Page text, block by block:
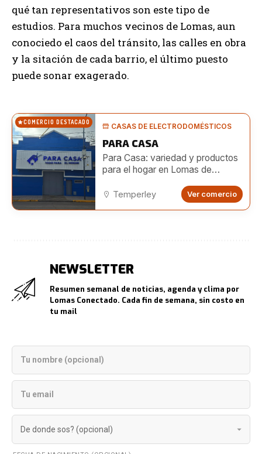
qué tan representativos son este tipo de
estudios. Para muchos vecinos de Lomas, aun
conociedo el caos del tránsito, las calles en obra
y la sitación de cada barrio, el último puesto
puede sonar exagerado.
COMERCIO DESTACADO CASAS DE ELECTRODOMÉSTICOS
PARA CASA
Para Casa: variedad y productos
para el hogar en Lomas de
Temperley Ver comercio
NEWSLETTER
Resumen semanal de noticias, agenda y clima por
Lomas Conectado. Cada fin de semana, sin costo en
tu mail